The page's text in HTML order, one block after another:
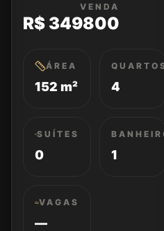
VENDA
R$ 349800
ÁREA
152 m² 4
SUÍTES
0 1
VAGAS
—